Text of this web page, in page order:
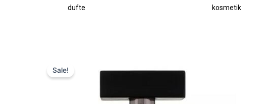
dufte
kosmetik
Sale!